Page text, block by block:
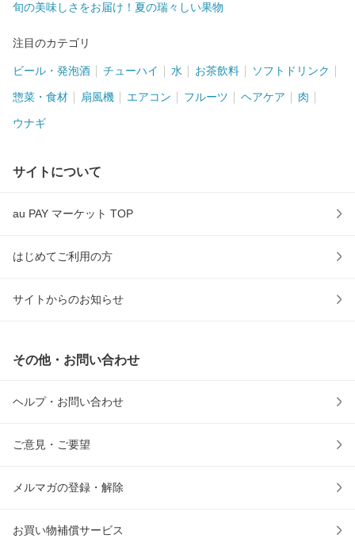
旬の美味しさをお届け！夏の瑞々しい果物
注目のカテゴリ
ビール・発泡酒 チューハイ 水 お茶飲料 ソフトドリンク
惣菜・食材 扇風機 エアコン フルーツ ヘアケア 肉
ウナギ
サイトについて
au PAY マーケット TOP
はじめてご利用の方
サイトからのお知らせ
その他・お問い合わせ
ヘルプ・お問い合わせ
ご意見・ご要望
メルマガの登録・解除
お買い物補償サービス